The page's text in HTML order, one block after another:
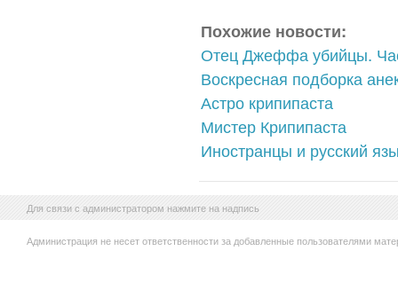
Похожие новости:
Отец Джеффа убийцы.
Воскресная подборка
Астро крипипаста
Мистер Крипипаста
Иностранцы и русский
Для связи с администратором нажмите на надпись
Администрация не несет ответственности за добавленные пользователями